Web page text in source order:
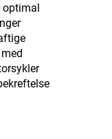
optimal